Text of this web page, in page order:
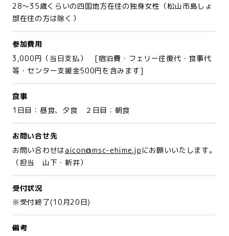
28～35歳くらいの四国地方在住の独身女性（松山市島しょ
部在住の方は除く）
参加費用
3,000円（当日支払） [宿泊費・フェリー往復代・食事代
等・センター支援金500円を含みます]
食事
1日目：昼食、夕食 ２日目：朝食
お問い合せ先
お問い合わせはaicon@msc-ehime.jp にお願いいたします。
（担当 山下・新井）
受付状況
※受付終了(10月20日)
備考